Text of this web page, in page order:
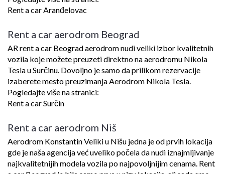
Rent a car Aranđelovac
Rent a car aerodrom Beograd
AR rent a car Beograd aerodrom nudi veliki izbor kvalitetnih
vozila koje možete preuzeti direktno na aerodromu Nikola
Tesla u Surčinu. Dovoljno je samo da prilikom rezervacije
izaberete mesto preuzimanja Aerodrom Nikola Tesla.
Pogledajte više na stranici:
Rent a car Surčin
Rent a car aerodrom Niš
Aerodrom Konstantin Veliki u Nišu jedna je od prvih lokacija
gde je naša agencija već uveliko počela da nudi iznajmljivanje
najkvalitetnijih modela vozila po najpovoljnijim cenama. Rent